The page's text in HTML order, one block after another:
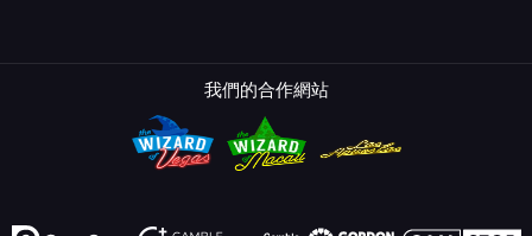
我們的合作網站